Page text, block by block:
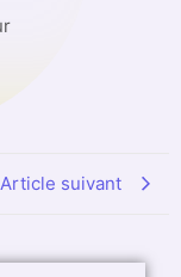
Article suivant